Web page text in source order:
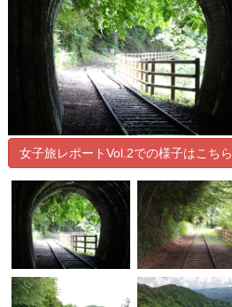
女子旅レポートVol.2での様子はこちら